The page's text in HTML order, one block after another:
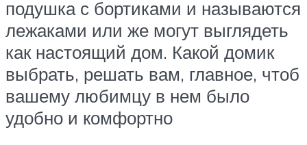
подушка с бортиками и называются
лежаками или же могут выглядеть
как настоящий дом. Какой домик
выбрать, решать вам, главное, чтоб
вашему любимцу в нем было
удобно и комфортно